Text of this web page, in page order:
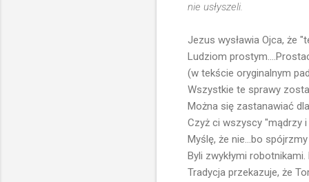
nie usłyszeli.
Jezus wysławia Ojca, że
Ludziom
(w tekście oryginalnym
Wszystkie te sprawy
Można się zastanawiać
Czyż ci wszyscy "mądrzy
Myślę, że nie...bo
Byli zwykłymi
Tradycja przekazuje, że